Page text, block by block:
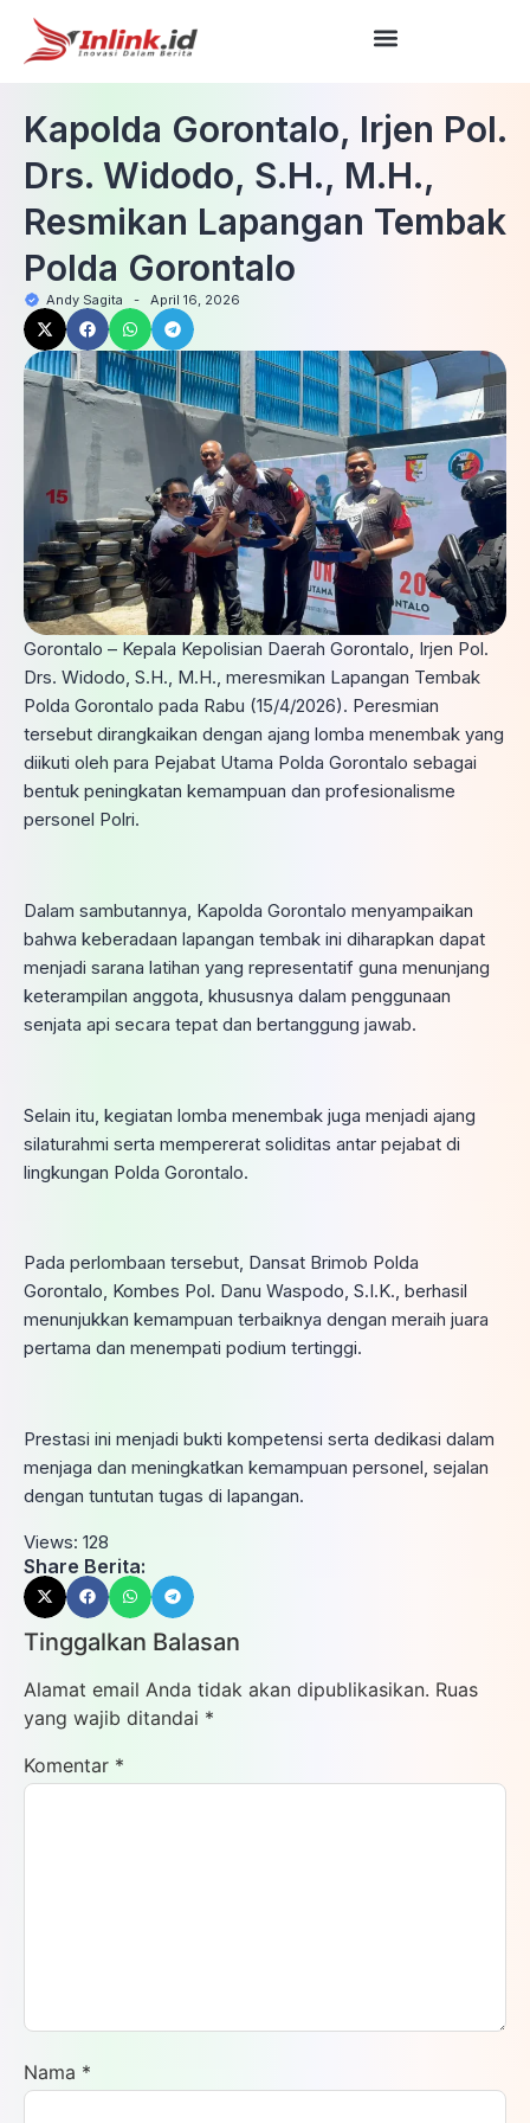
Kapolda Gorontalo, Irjen Pol.
Drs. Widodo, S.H., M.H.,
Resmikan Lapangan Tembak
Polda Gorontalo
Andy Sagita - April 16, 2026
Gorontalo – Kepala Kepolisian Daerah Gorontalo, Irjen Pol.
Drs. Widodo, S.H., M.H., meresmikan Lapangan Tembak
Polda Gorontalo pada Rabu (15/4/2026). Peresmian
tersebut dirangkaikan dengan ajang lomba menembak yang
diikuti oleh para Pejabat Utama Polda Gorontalo sebagai
bentuk peningkatan kemampuan dan profesionalisme
personel Polri.
Dalam sambutannya, Kapolda Gorontalo menyampaikan
bahwa keberadaan lapangan tembak ini diharapkan dapat
menjadi sarana latihan yang representatif guna menunjang
keterampilan anggota, khususnya dalam penggunaan
senjata api secara tepat dan bertanggung jawab.
Selain itu, kegiatan lomba menembak juga menjadi ajang
silaturahmi serta mempererat soliditas antar pejabat di
lingkungan Polda Gorontalo.
Pada perlombaan tersebut, Dansat Brimob Polda
Gorontalo, Kombes Pol. Danu Waspodo, S.I.K., berhasil
menunjukkan kemampuan terbaiknya dengan meraih juara
pertama dan menempati podium tertinggi.
Prestasi ini menjadi bukti kompetensi serta dedikasi dalam
menjaga dan meningkatkan kemampuan personel, sejalan
dengan tuntutan tugas di lapangan.
Views: 128
Share Berita:
Tinggalkan Balasan
Alamat email Anda tidak akan dipublikasikan. Ruas
yang wajib ditandai *
Komentar *
Nama *